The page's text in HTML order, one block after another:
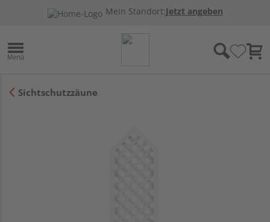
Mein Standort:Jetzt angeben
Sichtschutzzäune